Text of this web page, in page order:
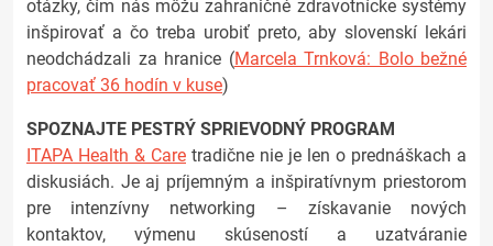
otázky, čím nás môžu zahraničné zdravotnícke systémy
inšpirovať a čo treba urobiť preto, aby slovenskí lekári
neodchádzali za hranice (Marcela Trnková: Bolo bežné
pracovať 36 hodín v kuse)
SPOZNAJTE PESTRÝ SPRIEVODNÝ PROGRAM
ITAPA Health & Care tradične nie je len o prednáškach a
diskusiách. Je aj príjemným a inšpiratívnym priestorom
pre intenzívny networking – získavanie nových
kontaktov, výmenu skúseností a uzatváranie